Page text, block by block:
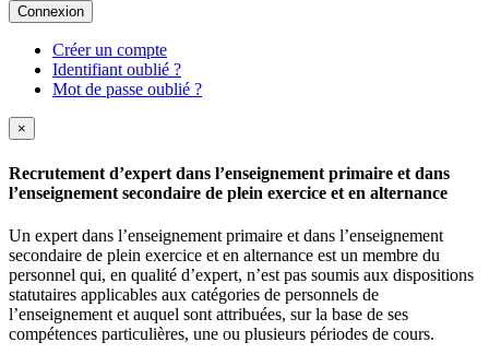
Connexion
Créer un compte
Identifiant oublié ?
Mot de passe oublié ?
×
Recrutement d’expert dans l’enseignement primaire et dans
l’enseignement secondaire de plein exercice et en alternance
Un expert dans l’enseignement primaire et dans l’enseignement
secondaire de plein exercice et en alternance est un membre du
personnel qui, en qualité d’expert, n’est pas soumis aux dispositions
statutaires applicables aux catégories de personnels de
l’enseignement et auquel sont attribuées, sur la base de ses
compétences particulières, une ou plusieurs périodes de cours.